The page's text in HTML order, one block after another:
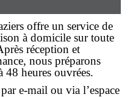
offre un service de
à domicile sur toute
réception et
nous préparons
48 heures ouvrées.
e-mail ou via l’espace